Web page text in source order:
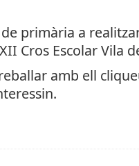
primària a
Cros Escolar Vila
amb ell